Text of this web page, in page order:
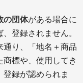
の団体がある場合に
登録されません。
通り、「地名＋商品
標や、使用してき
録が認められま